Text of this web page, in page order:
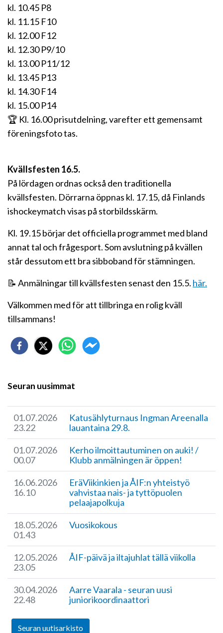
kl. 10.45 P8
kl. 11.15 F10
kl. 12.00 F12
kl. 12.30 P9/10
kl. 13.00 P11/12
kl. 13.45 P13
kl. 14.30 F14
kl. 15.00 P14
🏆 Kl. 16.00 prisutdelning, varefter ett gemensamt
föreningsfoto tas.
Kvällsfesten 16.5.
På lördagen ordnas också den traditionella
kvällsfesten. Dörrarna öppnas kl. 17.15, då Finlands
ishockeymatch visas på storbildsskärm.
Kl. 19.15 börjar det officiella programmet med bland
annat tal och frågesport. Som avslutning på kvällen
står dessutom ett bra sibboband för stämningen.
📝 Anmälningar till kvällsfesten senast den 15.5. här.
Välkommen med för att tillbringa en rolig kväll
tillsammans!
Seuran uusimmat
01.07.2026
23.22
Katusählyturnaus Ingman Areenalla
lauantaina 29.8.
01.07.2026
00.07
Kerho ilmoittautuminen on auki! /
Klubb anmälningen är öppen!
16.06.2026
16.10
EräViikinkien ja ÅIF:n yhteistyö
vahvistaa nais- ja tyttöpuolen
pelaajapolkuja
18.05.2026
01.43
Vuosikokous
12.05.2026
23.05
ÅIF-päivä ja iltajuhlat tällä viikolla
30.04.2026
22.48
Aarre Vaarala - seuran uusi
juniorikoordinaattori
Seuran uutisarkisto